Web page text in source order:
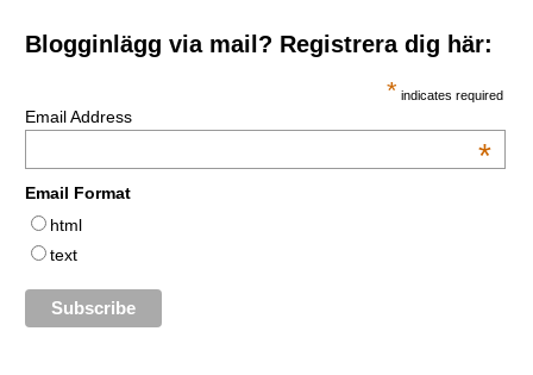
Blogginlägg via mail? Registrera dig här:
* indicates required
Email Address
*
Email Format
html
text